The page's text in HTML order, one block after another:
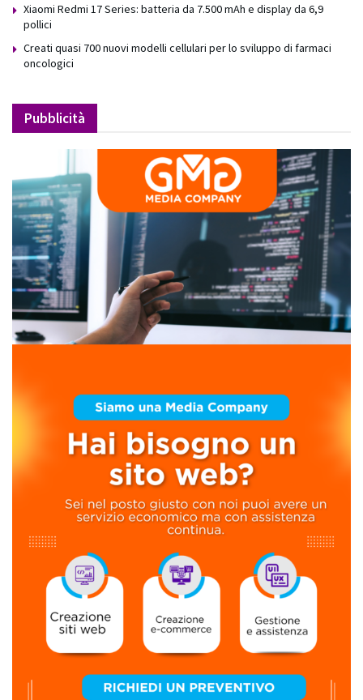
Xiaomi Redmi 17 Series: batteria da 7.500 mAh e display da 6,9
pollici
Creati quasi 700 nuovi modelli cellulari per lo sviluppo di farmaci
oncologici
Pubblicità